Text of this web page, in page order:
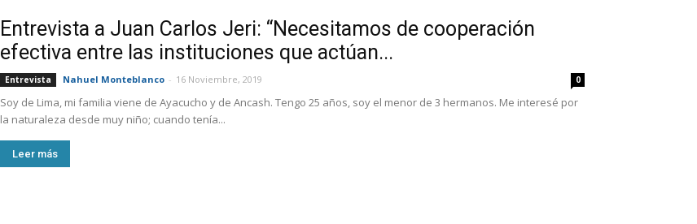
Entrevista a Juan Carlos Jeri: “Necesitamos de cooperación
efectiva entre las instituciones que actúan...
Entrevista Nahuel Monteblanco - 16 Noviembre, 2019 0
Soy de Lima, mi familia viene de Ayacucho y de Ancash. Tengo 25 años, soy el menor de 3 hermanos. Me interesé por
la naturaleza desde muy niño; cuando tenía...
Leer más